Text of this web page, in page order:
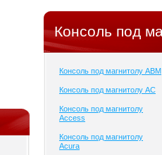
Консоль под
Консоль под магнитолу ABM
Консоль под магнитолу AC
Консоль под магнитолу
Access
Консоль под магнитолу
Acura